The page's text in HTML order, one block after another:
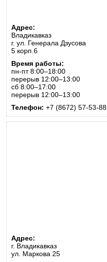
Адрес:
Владикавказ
г. ул. Генерала Дзусова
5 корп.6
Время работы:
пн-пт 8:00–18:00
перерыв 12:00–13:00
сб 8:00–17:00
перерыв 12:00–13:00
Телефон: +7 (8672) 57-53-88
Адрес:
г. Владикавказ
ул. Маркова 25